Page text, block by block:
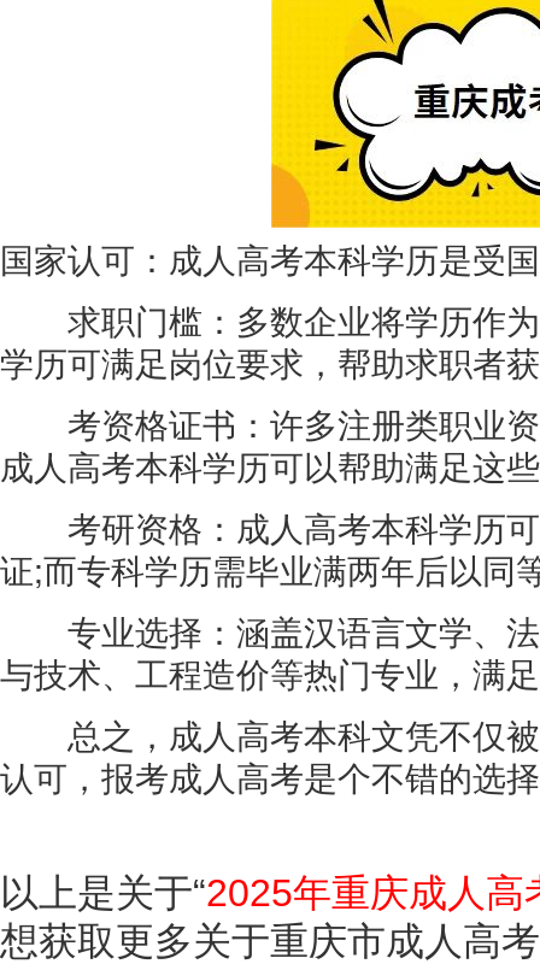
国家认可：成人高考本科学历是受
求职门槛：多数企业将学历作为
学历可满足岗位要求，帮助求职者
考资格证书：许多注册类职业资
成人高考本科学历可以帮助满足这
考研资格：成人高考本科学历可
证;而专科学历需毕业满两年后以同
专业选择：涵盖汉语言文学、法
与技术、工程造价等热门专业，满
总之，成人高考本科文凭不仅被
认可，报考成人高考是个不错的选
以上是关于“2025年重庆成人高
想获取更多关于重庆市成人高